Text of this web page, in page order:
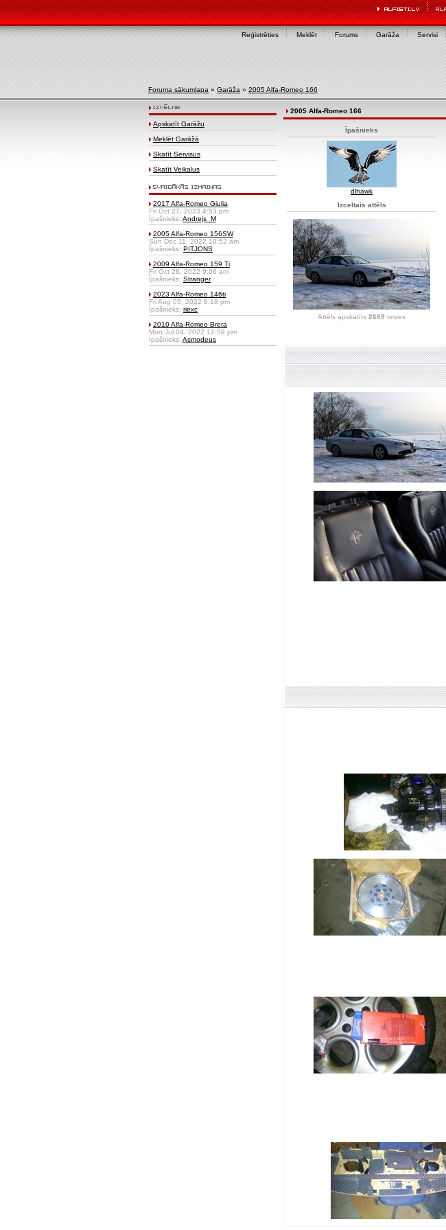
Reģistrēties Meklēt Forums Garāža Servisi
Foruma sākumlapa » Garāža » 2005 Alfa-Romeo 166
Apskatīt Garāžu
Meklēt Garāžā
Skatīt Servisus
Skatīt Veikalus
2017 Alfa-Romeo Giulia
Fri Oct 27, 2023 4:53 pm
Īpašnieks: Andrejs_M
2005 Alfa-Romeo 156SW
Sun Dec 11, 2022 10:52 am
Īpašnieks: PITJONS
2009 Alfa-Romeo 159 Ti
Fri Oct 28, 2022 9:06 am
Īpašnieks: Stranger
2023 Alfa-Romeo 146ti
Fri Aug 05, 2022 8:18 pm
Īpašnieks: riexc
2010 Alfa-Romeo Brera
Mon Jul 04, 2022 12:59 pm
Īpašnieks: Asmodeus
2005 Alfa-Romeo 166
Īpašnieks
dlhawk
Izceltais attēls
Attēls apskatīts 2669 reizes